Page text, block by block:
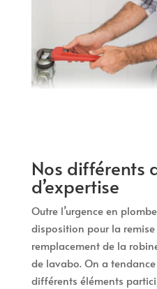
Nos différents
d’expertise
Outre l’urgence en
disposition pour la
remplacement de la
de lavabo. On a tendance
différents éléments